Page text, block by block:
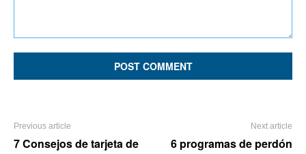
Previous article
7 Consejos de tarjeta de
Next article
6 programas de perdón